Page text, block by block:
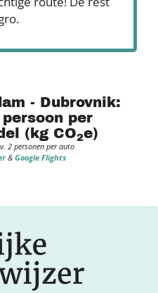
- Dubrovnik:
per
(kg CO2e)
2 personen per auto
& Google Flights